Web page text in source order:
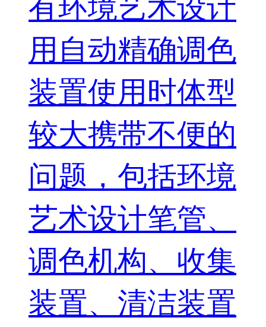
有环境艺术设计
用自动精确调色
装置使用时体型
较大携带不便的
问题，包括环境
艺术设计笔管、
调色机构、收集
装置、清洁装置